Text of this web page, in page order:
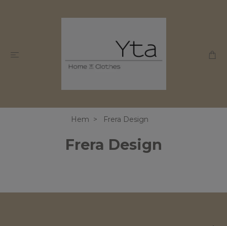
Hem Frera Design
Frera Design